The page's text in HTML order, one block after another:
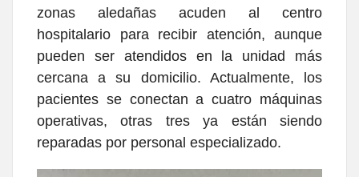
zonas aledañas acuden al centro
hospitalario para recibir atención, aunque
pueden ser atendidos en la unidad más
cercana a su domicilio. Actualmente, los
pacientes se conectan a cuatro máquinas
operativas, otras tres ya están siendo
reparadas por personal especializado.